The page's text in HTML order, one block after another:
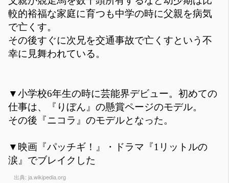
較的裕福な家庭に育つも中学の時に父親を病気
で亡くす。
その後すぐに次兄を交通事故で亡くすという不
幸に見舞われている。
▼小学校6年生の時に芸能界デビュー。初めての
仕事は、『りぼん』の懸賞ページのモデル。
その後『ニコラ』のモデルとなった。
▼映画『パッチギ！』・ドラマ『1リットルの
涙』でブレイクした
出典: ja.wikipedia.org